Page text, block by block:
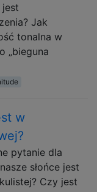
jest
Jak
tonalna w
„bieguna
w
pytanie dla
słońce jest
Czy jest